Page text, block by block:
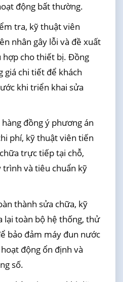
động bất thường.
tra, kỹ thuật viên
nhân gây lỗi và đề xuất
hợp cho thiết bị. Đồng
giá chi tiết để khách
khi triển khai sửa
hàng đồng ý phương án
phí, kỹ thuật viên tiến
trực tiếp tại chỗ,
trình và tiêu chuẩn kỹ
thành sửa chữa, kỹ
toàn bộ hệ thống, thử
bảo đảm máy đun nước
động ổn định và
số.